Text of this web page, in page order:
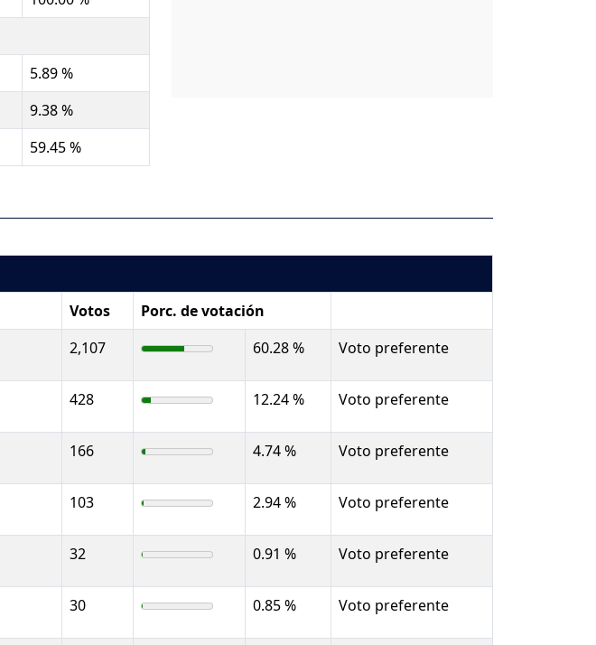
5.89 %
9.38 %
59.45 %
Votos Porc. de votación
2,107 60.28 % Voto preferente
428 12.24 % Voto preferente
166 4.74 % Voto preferente
103 2.94 % Voto preferente
32 0.91 % Voto preferente
30 0.85 % Voto preferente